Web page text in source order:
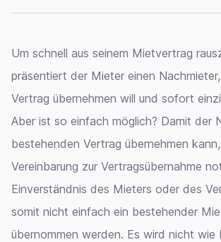
Um schnell aus seinem Mietvertrag
präsentiert der Mieter einen
Vertrag übernehmen will und sofort
Aber ist so einfach möglich? Damit der
bestehenden Vertrag übernehmen
Vereinbarung zur Vertragsübernahme
Einverständnis des Mieters oder des
somit nicht einfach ein bestehender
übernommen werden. Es wird nicht wie